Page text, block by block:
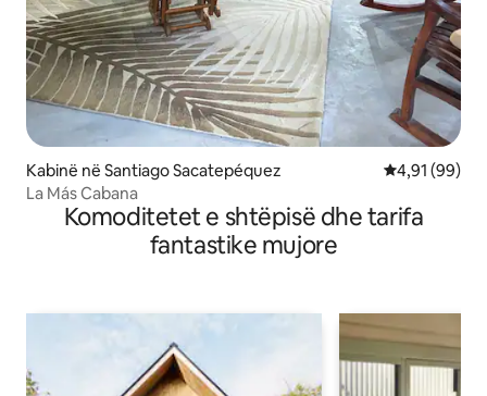
Kabinë në Santiago Sacatepéquez Vlerësimi
4,91 (99)
La Más Cabana
Komoditetet e shtëpisë dhe tarifa
fantastike mujore